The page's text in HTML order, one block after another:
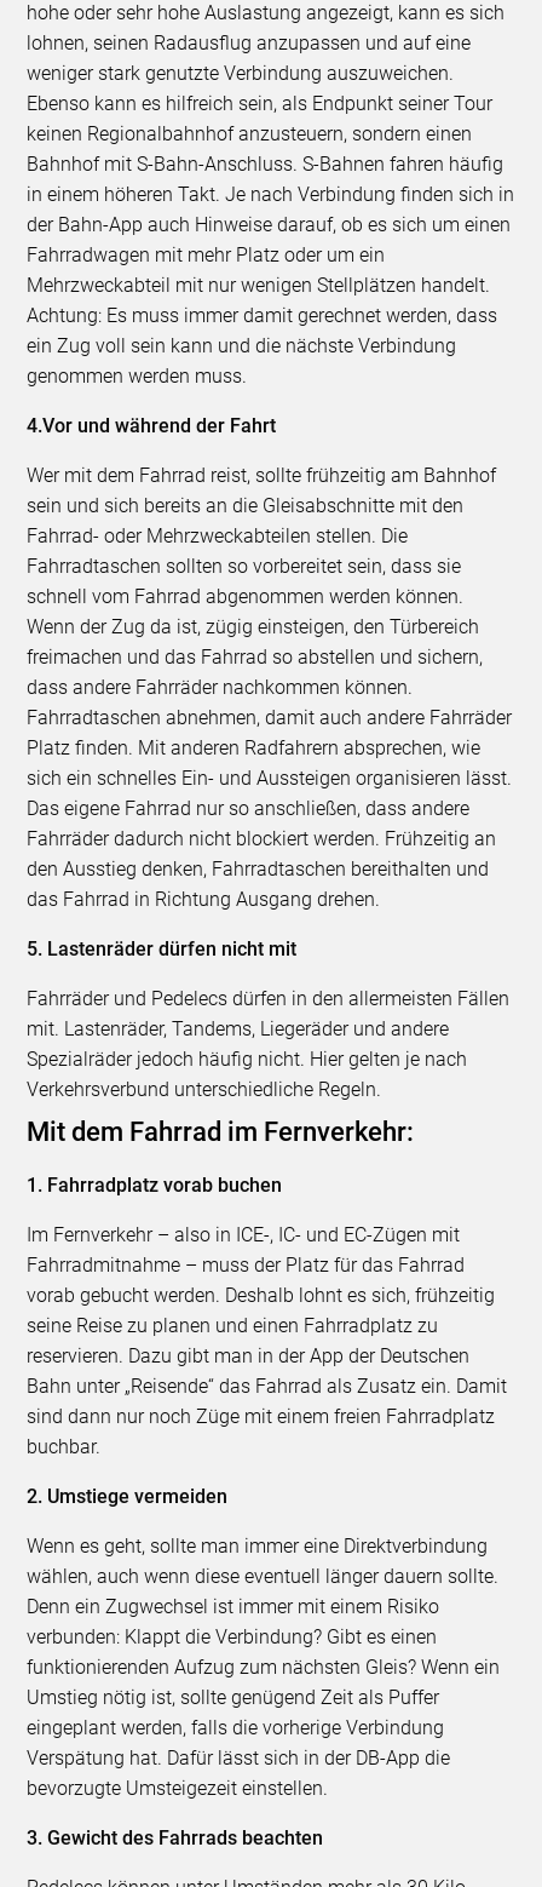
hohe oder sehr hohe Auslastung angezeigt, kann es sich
lohnen, seinen Radausflug anzupassen und auf eine
weniger stark genutzte Verbindung auszuweichen.
Ebenso kann es hilfreich sein, als Endpunkt seiner Tour
keinen Regionalbahnhof anzusteuern, sondern einen
Bahnhof mit S-Bahn-Anschluss. S-Bahnen fahren häufig
in einem höheren Takt. Je nach Verbindung finden sich in
der Bahn-App auch Hinweise darauf, ob es sich um einen
Fahrradwagen mit mehr Platz oder um ein
Mehrzweckabteil mit nur wenigen Stellplätzen handelt.
Achtung: Es muss immer damit gerechnet werden, dass
ein Zug voll sein kann und die nächste Verbindung
genommen werden muss.
4.Vor und während der Fahrt
Wer mit dem Fahrrad reist, sollte frühzeitig am Bahnhof
sein und sich bereits an die Gleisabschnitte mit den
Fahrrad- oder Mehrzweckabteilen stellen. Die
Fahrradtaschen sollten so vorbereitet sein, dass sie
schnell vom Fahrrad abgenommen werden können.
Wenn der Zug da ist, zügig einsteigen, den Türbereich
freimachen und das Fahrrad so abstellen und sichern,
dass andere Fahrräder nachkommen können.
Fahrradtaschen abnehmen, damit auch andere Fahrräder
Platz finden. Mit anderen Radfahrern absprechen, wie
sich ein schnelles Ein- und Aussteigen organisieren lässt.
Das eigene Fahrrad nur so anschließen, dass andere
Fahrräder dadurch nicht blockiert werden. Frühzeitig an
den Ausstieg denken, Fahrradtaschen bereithalten und
das Fahrrad in Richtung Ausgang drehen.
5. Lastenräder dürfen nicht mit
Fahrräder und Pedelecs dürfen in den allermeisten Fällen
mit. Lastenräder, Tandems, Liegeräder und andere
Spezialräder jedoch häufig nicht. Hier gelten je nach
Verkehrsverbund unterschiedliche Regeln.
Mit dem Fahrrad im Fernverkehr:
1. Fahrradplatz vorab buchen
Im Fernverkehr – also in ICE-, IC- und EC-Zügen mit
Fahrradmitnahme – muss der Platz für das Fahrrad
vorab gebucht werden. Deshalb lohnt es sich, frühzeitig
seine Reise zu planen und einen Fahrradplatz zu
reservieren. Dazu gibt man in der App der Deutschen
Bahn unter „Reisende“ das Fahrrad als Zusatz ein. Damit
sind dann nur noch Züge mit einem freien Fahrradplatz
buchbar.
2. Umstiege vermeiden
Wenn es geht, sollte man immer eine Direktverbindung
wählen, auch wenn diese eventuell länger dauern sollte.
Denn ein Zugwechsel ist immer mit einem Risiko
verbunden: Klappt die Verbindung? Gibt es einen
funktionierenden Aufzug zum nächsten Gleis? Wenn ein
Umstieg nötig ist, sollte genügend Zeit als Puffer
eingeplant werden, falls die vorherige Verbindung
Verspätung hat. Dafür lässt sich in der DB-App die
bevorzugte Umsteigezeit einstellen.
3. Gewicht des Fahrrads beachten